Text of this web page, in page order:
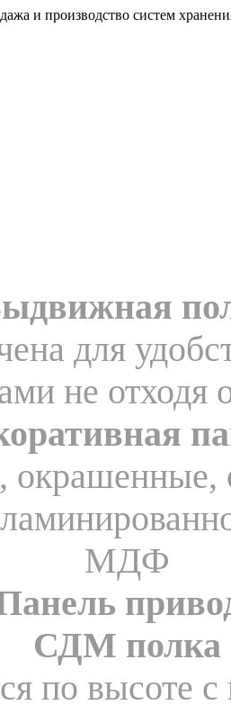
и производство систем
для
не отходя
МДФ
СДМ полка
по высоте